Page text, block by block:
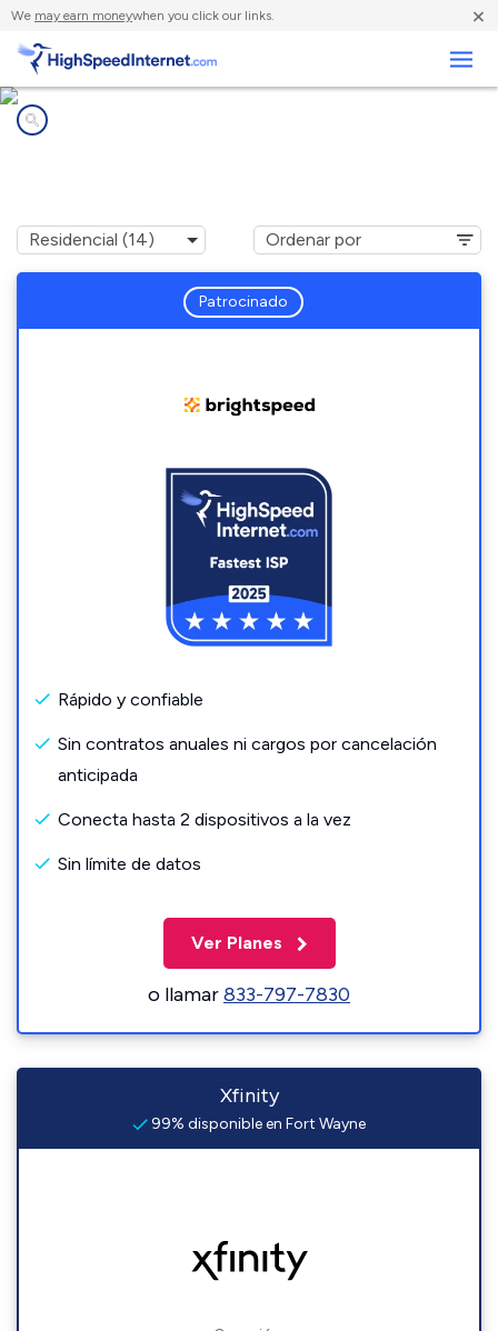
We may earn moneywhen you click our links. ×
Patrocinado
Rápido y confiable
Sin contratos anuales ni cargos por cancelación
anticipada
Conecta hasta 2 dispositivos a la vez
Sin límite de datos
Ver Planes
o llamar833-797-7830
Xfinity
99% disponible en Fort Wayne